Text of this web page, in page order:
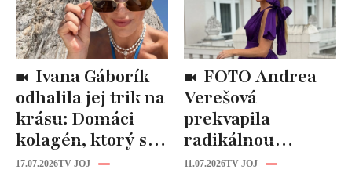
odhalila jej trik na
krásu: Domáci
kolagén, ktorý si
zvládnete
17.07.2026TV JOJ
Verešová
prekvapila
radikálnou
zmenou účesu: Je
11.07.2026TV JOJ